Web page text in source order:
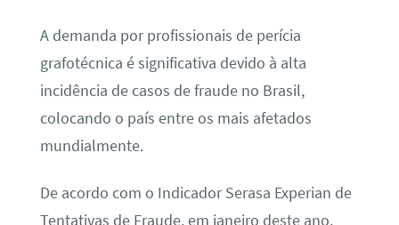
A demanda por profissionais de perícia
grafotécnica é significativa devido à alta
incidência de casos de fraude no Brasil,
colocando o país entre os mais afetados
mundialmente.
De acordo com o Indicador Serasa Experian de
Tentativas de Fraude, em janeiro deste ano,